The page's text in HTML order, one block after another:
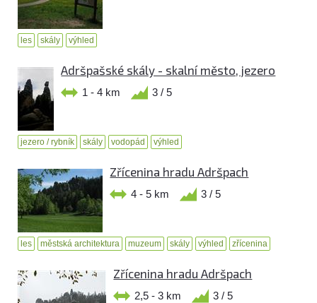
les skály výhled
Adršpašské skály - skalní město, jezero
1 - 4 km 3 / 5
jezero / rybník skály vodopád výhled
Zřícenina hradu Adršpach
4 - 5 km 3 / 5
les městská architektura muzeum skály výhled zřícenina
Zřícenina hradu Adršpach
2,5 - 3 km 3 / 5